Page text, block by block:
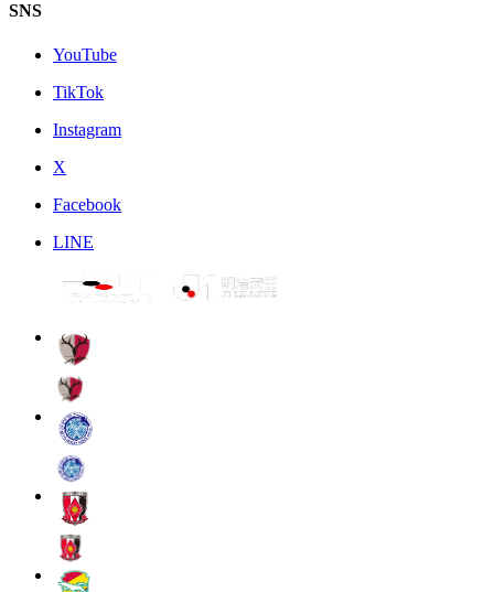
SNS
YouTube
TikTok
Instagram
X
Facebook
LINE